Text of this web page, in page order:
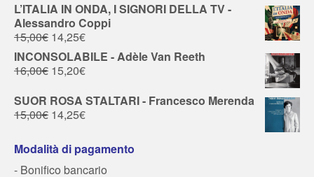
L’ITALIA IN ONDA, I SIGNORI DELLA TV -
Alessandro Coppi
15,00€ 14,25€
INCONSOLABILE - Adèle Van Reeth
16,00€ 15,20€
SUOR ROSA STALTARI - Francesco Merenda
15,00€ 14,25€
Modalità di pagamento
- Bonifico bancario